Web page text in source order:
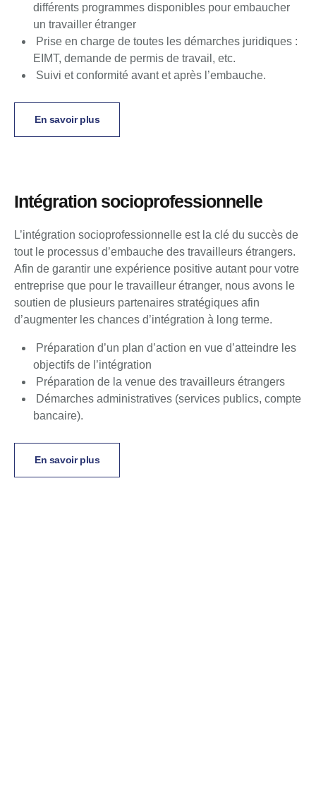
différents programmes disponibles pour embaucher
un travailler étranger
Prise en charge de toutes les démarches juridiques :
EIMT, demande de permis de travail, etc.
Suivi et conformité avant et après l’embauche.
En savoir plus
Intégration socioprofessionnelle
L’intégration socioprofessionnelle est la clé du succès de
tout le processus d’embauche des travailleurs étrangers.
Afin de garantir une expérience positive autant pour votre
entreprise que pour le travailleur étranger, nous avons le
soutien de plusieurs partenaires stratégiques afin
d’augmenter les chances d’intégration à long terme.
Préparation d’un plan d’action en vue d’atteindre les
objectifs de l’intégration
Préparation de la venue des travailleurs étrangers
Démarches administratives (services publics, compte
bancaire).
En savoir plus